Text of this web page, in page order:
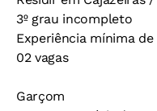
3º grau incompleto
Experiência mínima
02 vagas
Garçom